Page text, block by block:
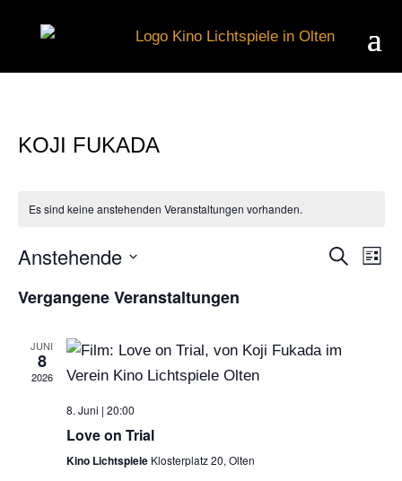
KOJI FUKADA
Es sind keine anstehenden Veranstaltungen vorhanden.
Suche
Liste
Anstehende
wählen.
Vergangene Veranstaltungen
JUNI
8
2026
8. Juni | 20:00
Love on Trial
Kino Lichtspiele Klosterplatz 20, Olten